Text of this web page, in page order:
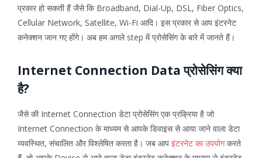
प्रकार हो सकती हैं जैसे कि Broadband, Dial-Up, DSL, Fiber Optics,
Cellular Network, Satellite, Wi-Fi आदि। इस प्रकार से आप इंटरनेट
कनेक्शन जान गए होंगे। अब हम अगले step में प्रोसेसिंग के बारे में जानते हैं।
Internet Connection Data प्रोसेसिंग क्या
है?
जैसे की Internet Connection डेटा प्रोसेसिंग एक प्रक्रिया है जो
Internet Connection के माध्यम से आपके डिवाइस से आया जाने वाला डेटा
व्यवस्थित, संचालित और विश्लेषित करता है। जब आप इंटरनेट का उपयोगकरते